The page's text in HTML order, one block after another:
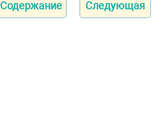
Содержание Следующая